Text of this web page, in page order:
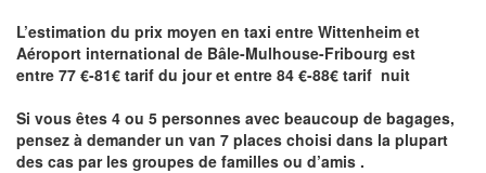
L’estimation du prix moyen en taxi entre Wittenheim et
Aéroport international de Bâle-Mulhouse-Fribourg est
entre 77 €-81€ tarif du jour et entre 84 €-88€ tarif nuit
Si vous êtes 4 ou 5 personnes avec beaucoup de bagages,
pensez à demander un van 7 places choisi dans la plupart
des cas par les groupes de familles ou d’amis .